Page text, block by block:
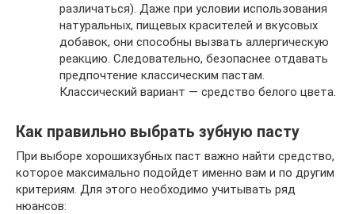
различаться). Даже при условии использования
натуральных, пищевых красителей и вкусовых
добавок, они способны вызвать аллергическую
реакцию. Следовательно, безопаснее отдавать
предпочтение классическим пастам.
Классический вариант — средство белого цвета.
Как правильно выбрать зубную пасту
При выборе хорошихзубных паст важно найти средство,
которое максимально подойдет именно вам и по другим
критериям. Для этого необходимо учитывать ряд
нюансов: